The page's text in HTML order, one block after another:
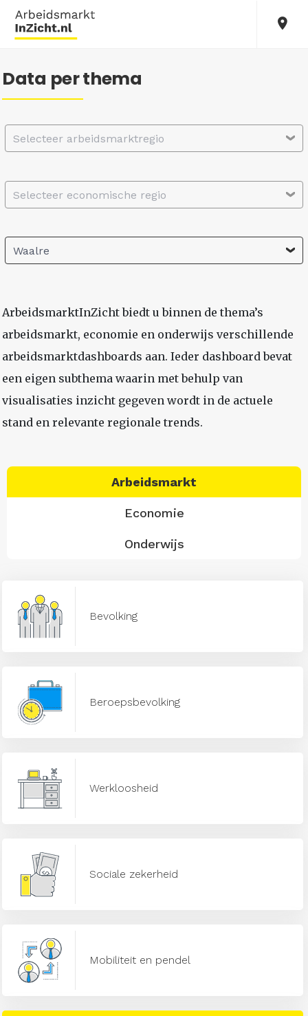
Data per thema
Selecteer arbeidsmarktregio
Selecteer economische regio
Waalre
ArbeidsmarktInZicht biedt u binnen de thema’s
arbeidsmarkt, economie en onderwijs verschillende
arbeidsmarktdashboards aan. Ieder dashboard bevat
een eigen subthema waarin met behulp van
visualisaties inzicht gegeven wordt in de actuele
stand en relevante regionale trends.
Arbeidsmarkt
Economie
Onderwijs
Bevolking
Beroepsbevolking
Werkloosheid
Sociale zekerheid
Mobiliteit en pendel